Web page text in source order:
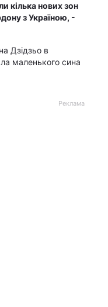
кілька нових зон
з Україною, -
Дзідзьо в
маленького сина
Реклама